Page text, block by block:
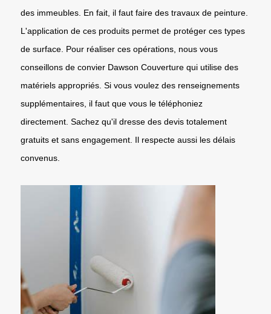
des immeubles. En fait, il faut faire des travaux de peinture.
L'application de ces produits permet de protéger ces types
de surface. Pour réaliser ces opérations, nous vous
conseillons de convier Dawson Couverture qui utilise des
matériels appropriés. Si vous voulez des renseignements
supplémentaires, il faut que vous le téléphoniez
directement. Sachez qu'il dresse des devis totalement
gratuits et sans engagement. Il respecte aussi les délais
convenus.